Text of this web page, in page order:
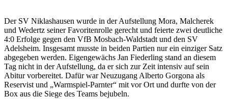
Der SV Niklashausen wurde in der Aufstellung Mora, Malcherek
und Wedertz seiner Favoritenrolle gerecht und feierte zwei deutliche
4:0 Erfolge gegen den VfB Mosbach-Waldstadt und den SV
Adelsheim. Insgesamt musste in beiden Partien nur ein einziger Satz
abgegeben werden. Eigengewächs Jan Fiederling stand an diesem
Tag nicht in der Aufstellung, da er sich zur Zeit intensiv auf sein
Abitur vorbereitet. Dafür war Neuzugang Alberto Gorgona als
Reservist und „Warmspiel-Parnter“ mit vor Ort und durfte von der
Box aus die Siege des Teams bejubeln.